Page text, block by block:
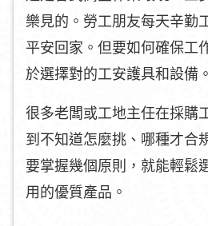
樂見的。勞工朋友每天辛勤
平安回家。但要如何確保工
於選擇對的工安護具和設備。
很多老闆或工地主任在採購
到不知道怎麼挑、哪種才合
要掌握幾個原則，就能輕鬆
用的優質產品。